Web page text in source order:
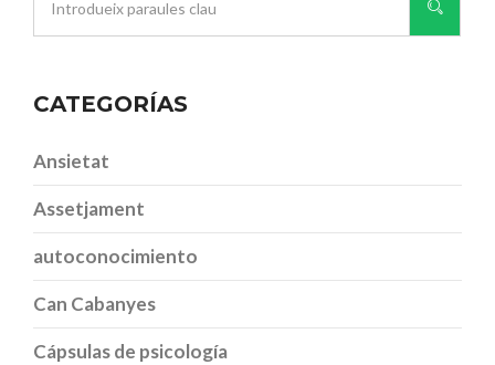
CATEGORÍAS
Ansietat
Assetjament
autoconocimiento
Can Cabanyes
Cápsulas de psicología